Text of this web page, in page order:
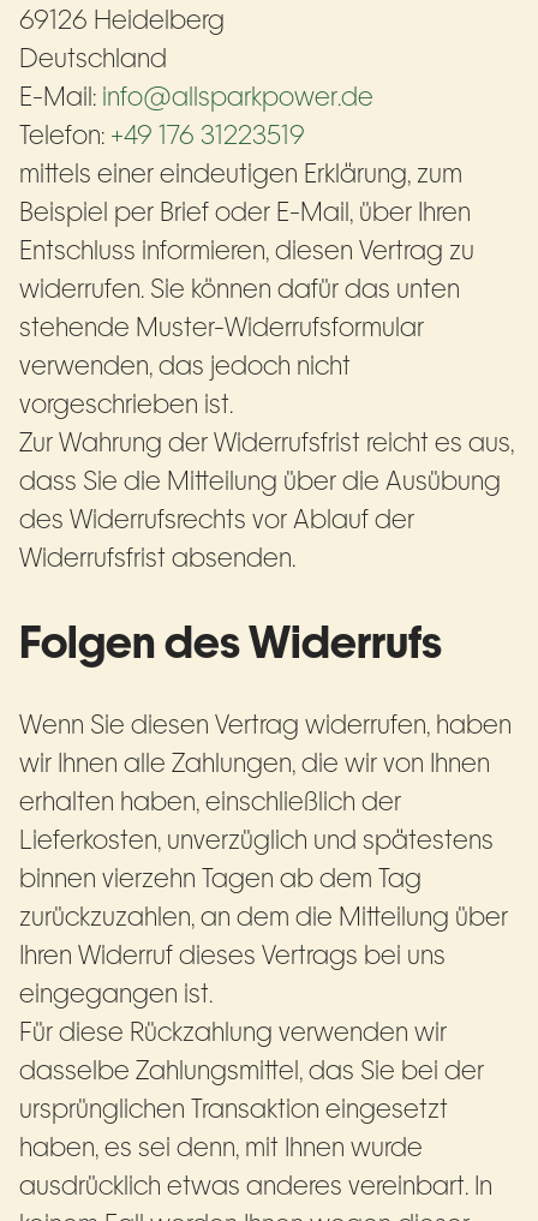
69126 Heidelberg
Deutschland
E-Mail: info@allsparkpower.de
Telefon: +49 176 31223519
mittels einer eindeutigen Erklärung, zum
Beispiel per Brief oder E-Mail, über Ihren
Entschluss informieren, diesen Vertrag zu
widerrufen. Sie können dafür das unten
stehende Muster-Widerrufsformular
verwenden, das jedoch nicht
vorgeschrieben ist.
Zur Wahrung der Widerrufsfrist reicht es aus,
dass Sie die Mitteilung über die Ausübung
des Widerrufsrechts vor Ablauf der
Widerrufsfrist absenden.
Folgen des Widerrufs
Wenn Sie diesen Vertrag widerrufen, haben
wir Ihnen alle Zahlungen, die wir von Ihnen
erhalten haben, einschließlich der
Lieferkosten, unverzüglich und spätestens
binnen vierzehn Tagen ab dem Tag
zurückzuzahlen, an dem die Mitteilung über
Ihren Widerruf dieses Vertrags bei uns
eingegangen ist.
Für diese Rückzahlung verwenden wir
dasselbe Zahlungsmittel, das Sie bei der
ursprünglichen Transaktion eingesetzt
haben, es sei denn, mit Ihnen wurde
ausdrücklich etwas anderes vereinbart. In